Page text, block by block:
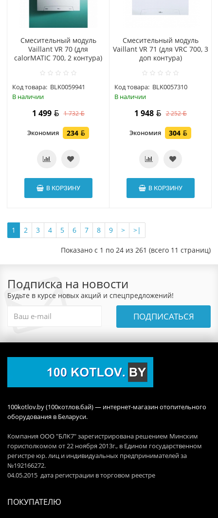
Смесительный модуль
Vaillant VR 70 (для
calorMATIC 700, 2 контура)
Код товара: BLK0059941
В наличии
1 499 1 732
Экономия 234
В КОРЗИНУ
Смесительный модуль
Vaillant VR 71 (для VRC 700, 3
доп контура)
Код товара: BLK0057310
В наличии
1 948 2 252
Экономия 304
В КОРЗИНУ
1 2 3 4 5 6 7 8 9 > >|
Показано с 1 по 24 из 261 (всего 11 страниц)
Подписка на новости
Будьте в курсе новых акций и спецпредложений!
ПОДПИСАТЬСЯ
100kotlov.by (100котлов.бай) — интернет-магазин отопительного
оборудования в Беларуси.
Компания ООО "БЛК7" зарегистрирована решением Минским
горисполкомом от 22 ноября 2013г., в Едином государственном
регистре юр. лиц и индивидуальных предпринимателей за
№192166272.
04.05.2015 дата регистрации в торговом реестре
ПОКУПАТЕЛЮ